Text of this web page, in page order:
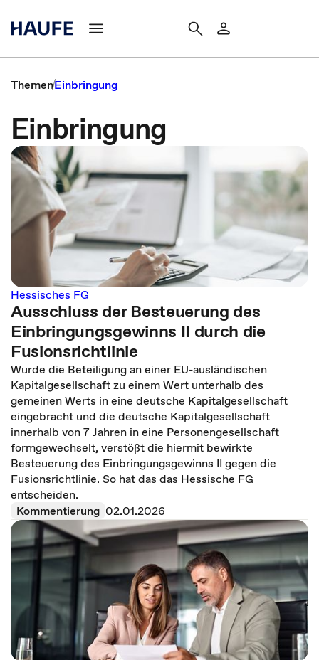
ThemenEinbringung
Einbringung
Hessisches FG
Ausschluss der Besteuerung des
Einbringungsgewinns II durch die
Fusionsrichtlinie
Wurde die Beteiligung an einer EU-ausländischen
Kapitalgesellschaft zu einem Wert unterhalb des
gemeinen Werts in eine deutsche Kapitalgesellschaft
eingebracht und die deutsche Kapitalgesellschaft
innerhalb von 7 Jahren in eine Personengesellschaft
formgewechselt, verstößt die hiermit bewirkte
Besteuerung des Einbringungsgewinns II gegen die
Fusionsrichtlinie. So hat das das Hessische FG
entscheiden.
Kommentierung 02.01.2026